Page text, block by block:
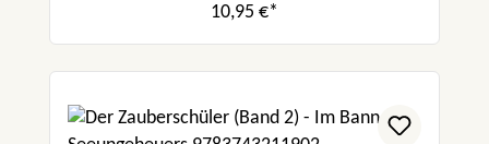
10,95 €*